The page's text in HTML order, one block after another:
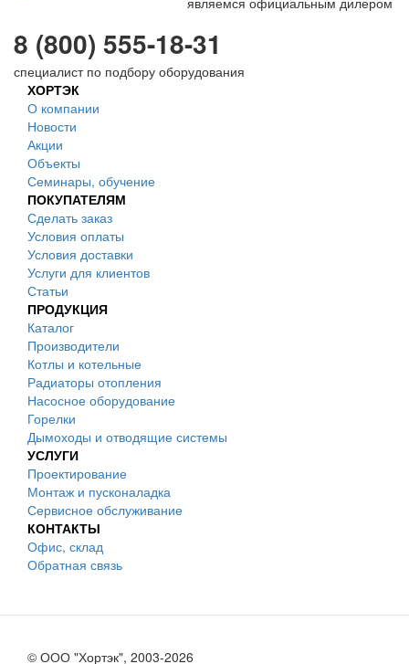
8 (800) 555-18-31
специалист по подбору оборудования
ХОРТЭК
О компании
Новости
Акции
Объекты
Семинары, обучение
ПОКУПАТЕЛЯМ
Сделать заказ
Условия оплаты
Условия доставки
Услуги для клиентов
Статьи
ПРОДУКЦИЯ
Каталог
Производители
Котлы и котельные
Радиаторы отопления
Насосное оборудование
Горелки
Дымоходы и отводящие системы
УСЛУГИ
Проектирование
Монтаж и пусконаладка
Сервисное обслуживание
КОНТАКТЫ
Офис, склад
Обратная связь
© ООО "Хортэк", 2003-2026